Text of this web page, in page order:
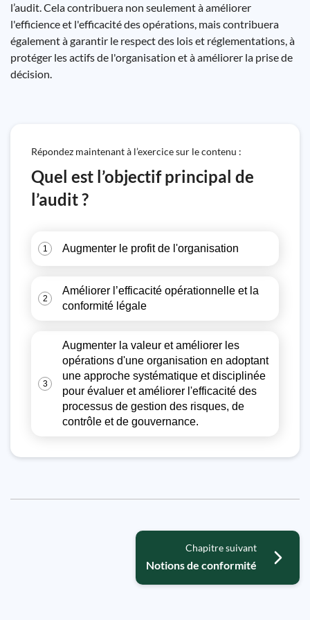
l’audit. Cela contribuera non seulement à améliorer
l'efficience et l'efficacité des opérations, mais contribuera
également à garantir le respect des lois et réglementations, à
protéger les actifs de l'organisation et à améliorer la prise de
décision.
Répondez maintenant à l’exercice sur le contenu :
Quel est l’objectif principal de
l’audit ?
1 Augmenter le profit de l'organisation
2
Améliorer l’efficacité opérationnelle et la
conformité légale
3
Augmenter la valeur et améliorer les
opérations d'une organisation en adoptant
une approche systématique et disciplinée
pour évaluer et améliorer l'efficacité des
processus de gestion des risques, de
contrôle et de gouvernance.
Chapitre suivant
​​​​​​Notions de conformité